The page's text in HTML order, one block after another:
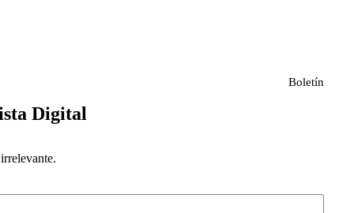
Boletín
Digital